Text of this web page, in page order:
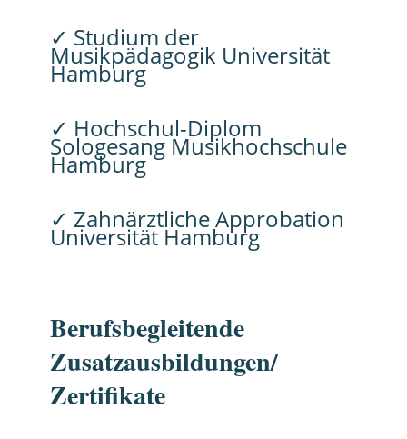
✓ Studium der
Musikpädagogik Universität
Hamburg
✓ Hochschul-Diplom
Sologesang Musikhochschule
Hamburg
✓ Zahnärztliche Approbation
Universität Hamburg
Berufsbegleitende
Zusatzausbildungen/
Zertifikate